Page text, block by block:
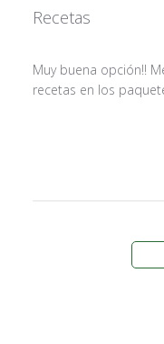
Recetas
Muy buena opción!!
recetas en los